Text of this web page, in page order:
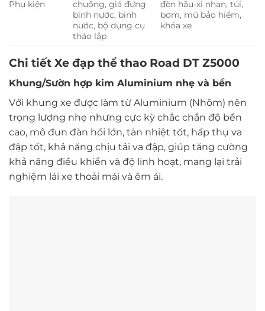
Phụ kiện
chuông, giá đựng
bình nước, bình
nước, bộ dụng cụ
tháo lắp
đèn hậu-xi nhan, túi,
bơm, mũ bảo hiểm,
khóa xe
Chi tiết Xe đạp thể thao Road DT Z5000
Khung/Sườn hợp kim Aluminium nhẹ và bền
Với khung xe được làm từ Aluminium (Nhôm) nên
trọng lượng nhẹ nhưng cực kỳ chắc chắn độ bền
cao, mô đun đàn hồi lớn, tản nhiệt tốt, hấp thụ va
đập tốt, khả năng chịu tải va đập, giúp tăng cường
khả năng điều khiển và độ linh hoạt, mang lại trải
nghiệm lái xe thoải mái và êm ái.